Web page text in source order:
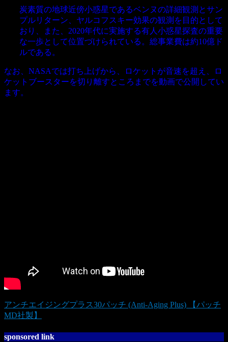
炭素質の地球近傍小惑星であるベンヌの詳細観測とサン
プルリターン、ヤルコフスキー効果の観測を目的として
おり、また、2020年代に実施する有人小惑星探査の重要
な一歩として位置づけられている。総事業費は約10億ド
ルである。
なお、NASAでは打ち上げから、ロケットが音速を超え、ロ
ケットブースターを切り離すところまでを動画で公開してい
ます。
アンチエイジングプラス30パッチ (Anti-Aging Plus) 【パッチ
MD社製】
sponsored link